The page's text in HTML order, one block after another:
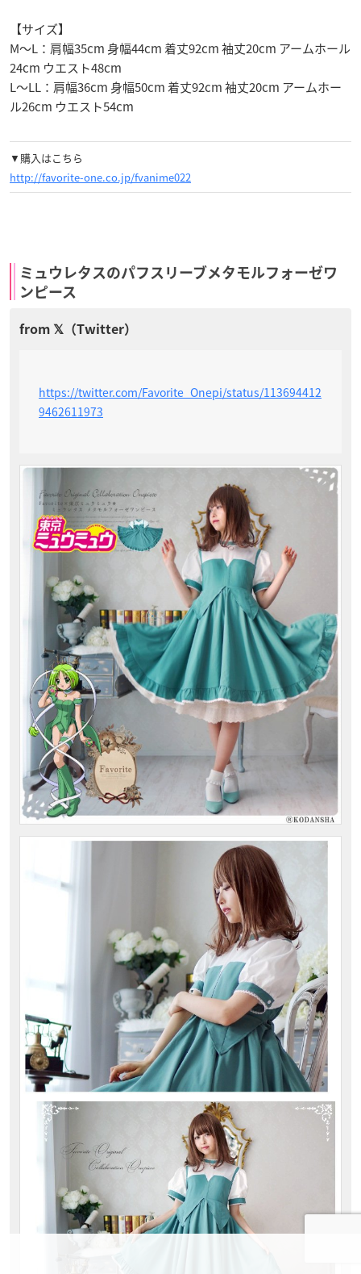
【サイズ】
M～L：肩幅35cm 身幅44cm 着丈92cm 袖丈20cm アームホール
24cm ウエスト48cm
L～LL：肩幅36cm 身幅50cm 着丈92cm 袖丈20cm アームホー
ル26cm ウエスト54cm
▼購入はこちら
http://favorite-one.co.jp/fvanime022
ミュウレタスのパフスリーブメタモルフォーゼワ
ンピース
https://twitter.com/Favorite_Onepi/status/113694412
9462611973